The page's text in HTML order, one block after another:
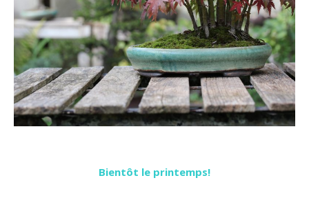
Bientôt le printemps!